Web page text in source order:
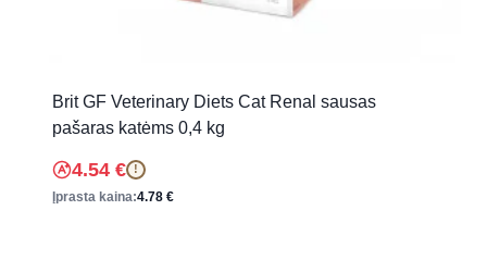
Brit GF Veterinary Diets Cat Renal sausas
pašaras katėms 0,4 kg
4.54 € !
Įprasta kaina:4.78 €